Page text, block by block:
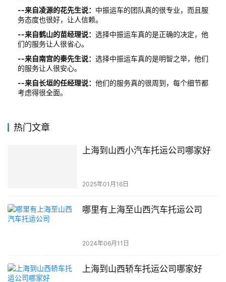
--来自凌源的花先生说： 中振运车的团队真的很专业，而且服
务态度也很好，让人信赖。
--来自鹤山的苗经理说： 选择中振运车真的是正确的决定，他
们的服务让人很省心。
--来自南宫的秦先生说： 选择中振运车真的是明智之举，他们
的服务让人很安心。
--来自长垣的任经理说： 他们的服务真的很周到，每个细节都
考虑得很全面。
热门文章
上海到山西小汽车托运公司哪家好
2025年01月16日
哪里有上海至山西汽车托运公司
2024年06月11日
上海到山西轿车托运公司哪家好